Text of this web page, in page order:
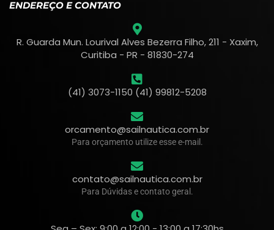
ENDEREÇO E CONTATO
R. Guarda Mun. Lourival Alves Bezerra Filho, 211 - Xaxim,
Curitiba - PR - 81830-274
(41) 3073-1150 (41) 99812-5208
orcamento@sailnautica.com.br
Para orçamento utilize esse e-mail.
contato@sailnautica.com.br
Para Dúvidas e contato geral.